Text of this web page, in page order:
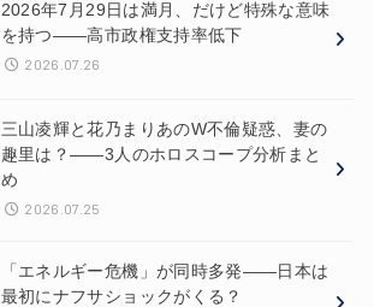
2026年7月29日は満月、だけど特殊な意味
を持つ——高市政権支持率低下
2026.07.26
三山凌輝と花乃まりあのW不倫疑惑、妻の
趣里は？——3人のホロスコープ分析まと
め
2026.07.25
「エネルギー危機」が同時多発——日本は
最初にナフサショックがくる？